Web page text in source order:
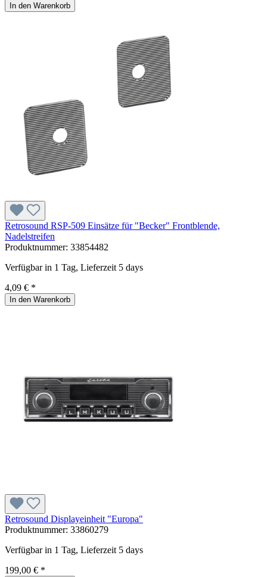
In den Warenkorb
Retrosound RSP-509 Einsätze für "Becker" Frontblende,
Nadelstreifen
Produktnummer: 33854482
Verfügbar in 1 Tag, Lieferzeit 5 days
4,09 € *
In den Warenkorb
Retrosound Displayeinheit "Europa"
Produktnummer: 33860279
Verfügbar in 1 Tag, Lieferzeit 5 days
199,00 € *